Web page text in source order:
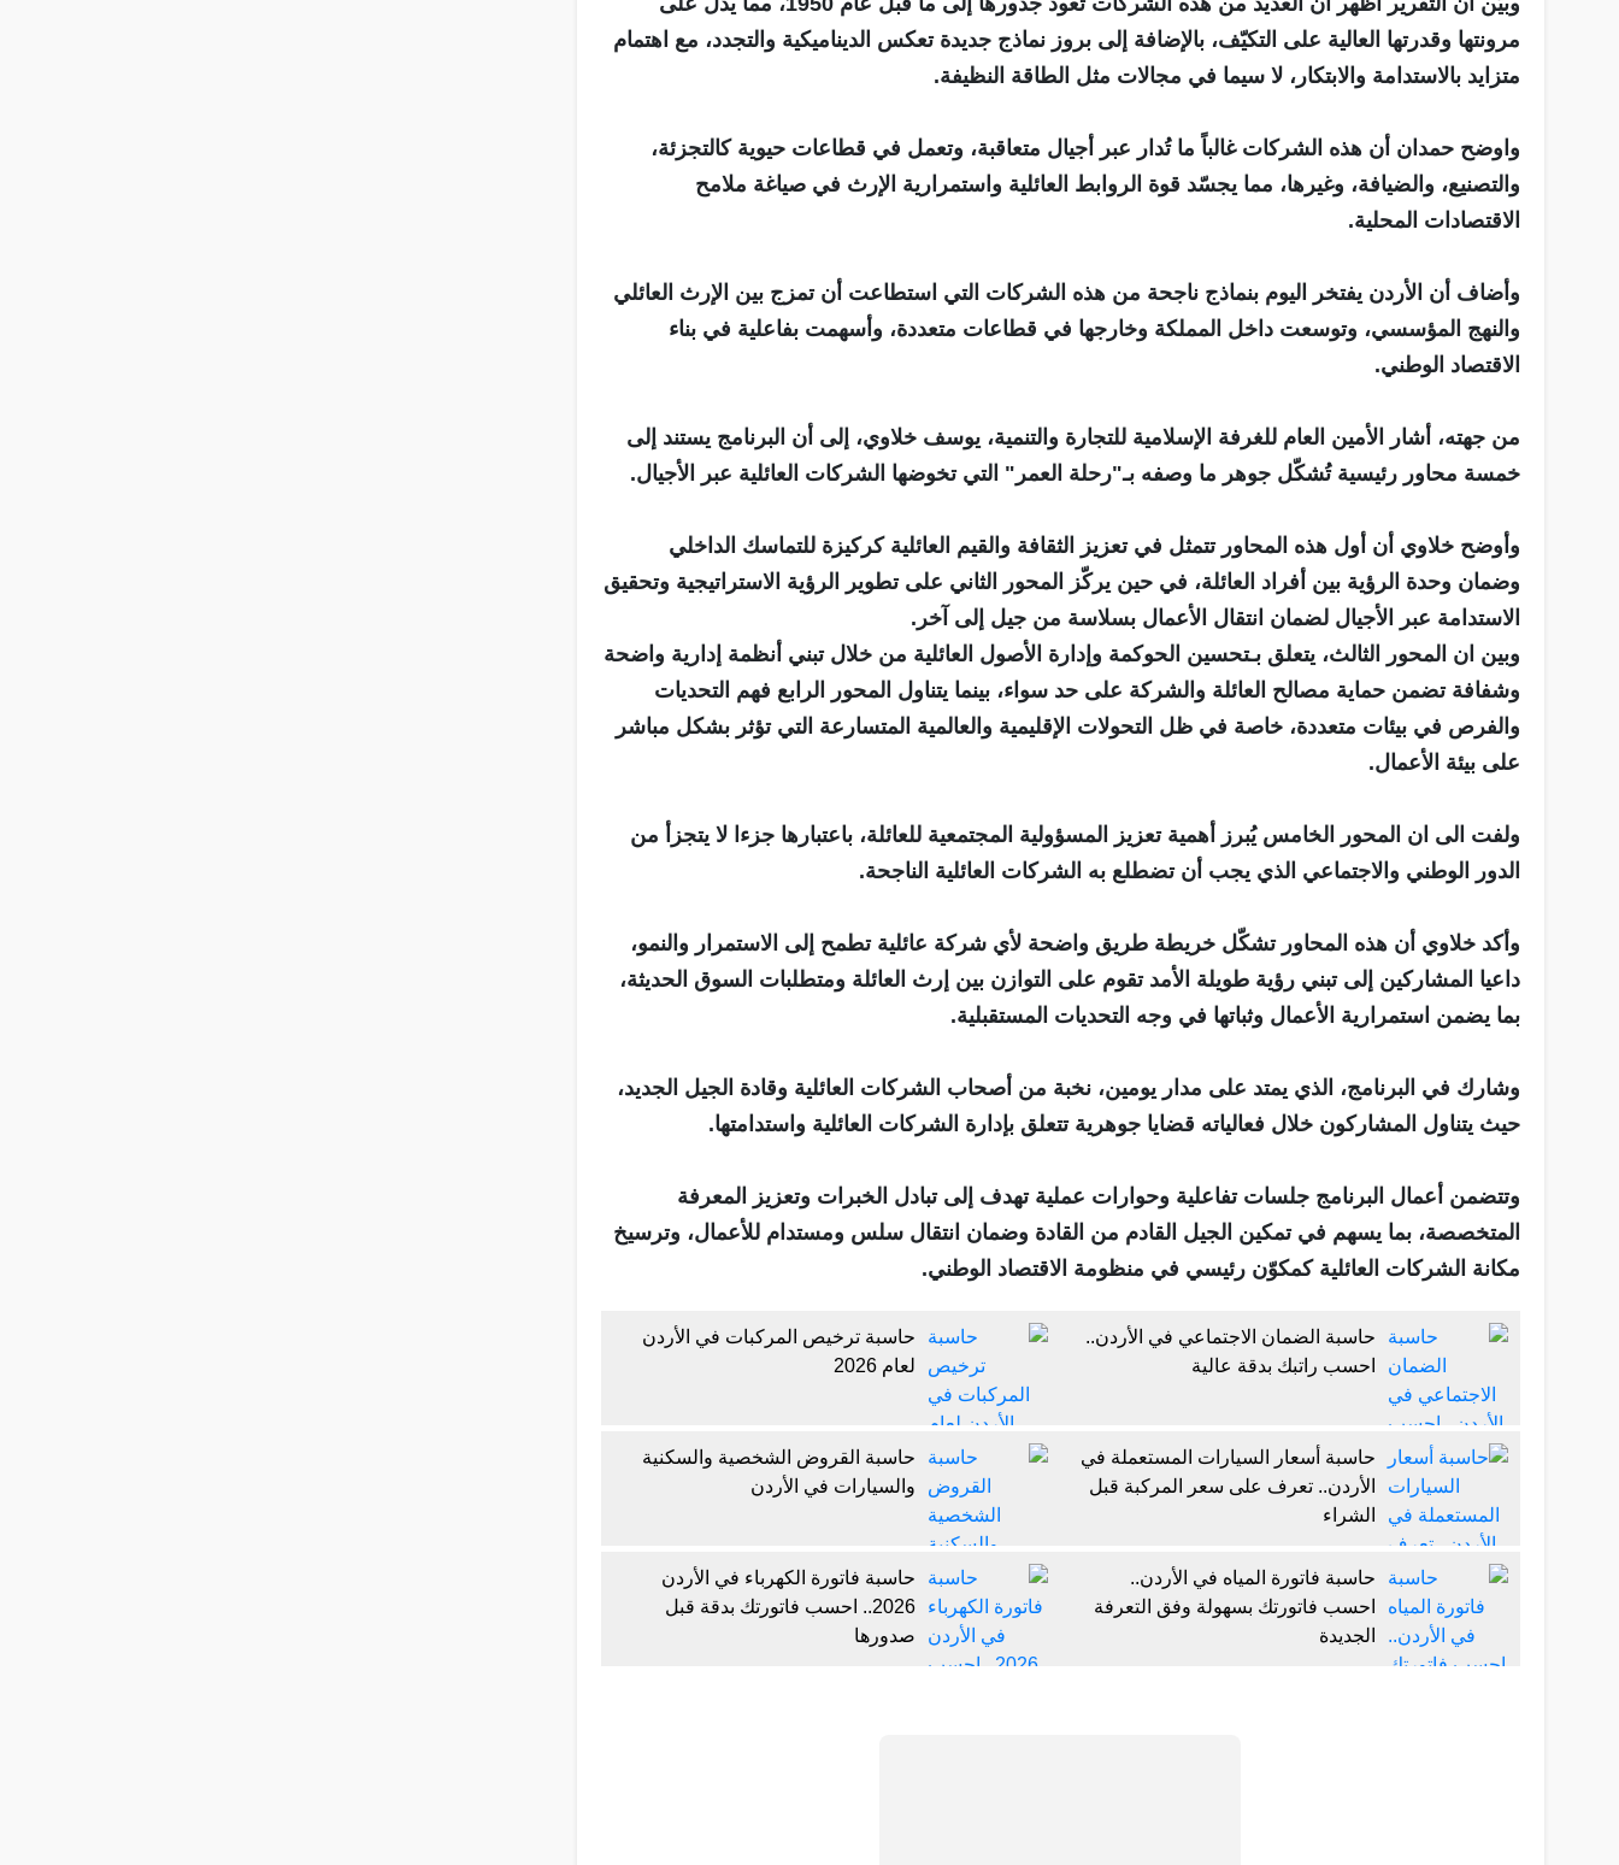
مرونتها وقدرتها العالية على التكيّف، بالإضافة إلى بروز نماذج جديدة تعكس الديناميكية والتجدد، مع اهتمام
متزايد بالاستدامة والابتكار، لا سيما في مجالات مثل الطاقة النظيفة.
واوضح حمدان أن هذه الشركات غالباً ما تُدار عبر أجيال متعاقبة، وتعمل في قطاعات حيوية كالتجزئة،
والتصنيع، والضيافة، وغيرها، مما يجسّد قوة الروابط العائلية واستمرارية الإرث في صياغة ملامح
الاقتصادات المحلية.
وأضاف أن الأردن يفتخر اليوم بنماذج ناجحة من هذه الشركات التي استطاعت أن تمزج بين الإرث العائلي
والنهج المؤسسي، وتوسعت داخل المملكة وخارجها في قطاعات متعددة، وأسهمت بفاعلية في بناء
الاقتصاد الوطني.
من جهته، أشار الأمين العام للغرفة الإسلامية للتجارة والتنمية، يوسف خلاوي، إلى أن البرنامج يستند إلى
خمسة محاور رئيسية تُشكّل جوهر ما وصفه بـ"رحلة العمر" التي تخوضها الشركات العائلية عبر الأجيال.
وأوضح خلاوي أن أول هذه المحاور تتمثل في تعزيز الثقافة والقيم العائلية كركيزة للتماسك الداخلي
وضمان وحدة الرؤية بين أفراد العائلة، في حين يركّز المحور الثاني على تطوير الرؤية الاستراتيجية وتحقيق
الاستدامة عبر الأجيال لضمان انتقال الأعمال بسلاسة من جيل إلى آخر.
وبين ان المحور الثالث، يتعلق بـتحسين الحوكمة وإدارة الأصول العائلية من خلال تبني أنظمة إدارية واضحة
وشفافة تضمن حماية مصالح العائلة والشركة على حد سواء، بينما يتناول المحور الرابع فهم التحديات
والفرص في بيئات متعددة، خاصة في ظل التحولات الإقليمية والعالمية المتسارعة التي تؤثر بشكل مباشر
على بيئة الأعمال.
ولفت الى ان المحور الخامس يُبرز أهمية تعزيز المسؤولية المجتمعية للعائلة، باعتبارها جزءا لا يتجزأ من
الدور الوطني والاجتماعي الذي يجب أن تضطلع به الشركات العائلية الناجحة.
وأكد خلاوي أن هذه المحاور تشكّل خريطة طريق واضحة لأي شركة عائلية تطمح إلى الاستمرار والنمو،
داعيا المشاركين إلى تبني رؤية طويلة الأمد تقوم على التوازن بين إرث العائلة ومتطلبات السوق الحديثة،
بما يضمن استمرارية الأعمال وثباتها في وجه التحديات المستقبلية.
وشارك في البرنامج، الذي يمتد على مدار يومين، نخبة من أصحاب الشركات العائلية وقادة الجيل الجديد،
حيث يتناول المشاركون خلال فعالياته قضايا جوهرية تتعلق بإدارة الشركات العائلية واستدامتها.
وتتضمن أعمال البرنامج جلسات تفاعلية وحوارات عملية تهدف إلى تبادل الخبرات وتعزيز المعرفة
المتخصصة، بما يسهم في تمكين الجيل القادم من القادة وضمان انتقال سلس ومستدام للأعمال، وترسيخ
مكانة الشركات العائلية كمكوّن رئيسي في منظومة الاقتصاد الوطني.
حاسبة الضمان الاجتماعي في الأردن..
احسب راتبك بدقة عالية
حاسبة ترخيص المركبات في الأردن
لعام 2026
حاسبة أسعار السيارات المستعملة في
الأردن.. تعرف على سعر المركبة قبل
الشراء
حاسبة القروض الشخصية والسكنية
والسيارات في الأردن
حاسبة فاتورة المياه في الأردن..
احسب فاتورتك بسهولة وفق التعرفة
الجديدة
حاسبة فاتورة الكهرباء في الأردن
2026.. احسب فاتورتك بدقة قبل
صدورها